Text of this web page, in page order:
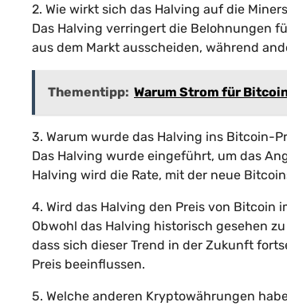
2. Wie wirkt sich das Halving auf die
Das Halving verringert die Belohnungen
aus dem Markt ausscheiden, während
Thementipp: Warum Strom für
3. Warum wurde das Halving ins Bitcoin-
Das Halving wurde eingeführt, um das
Halving wird die Rate, mit der neue
4. Wird das Halving den Preis von Bitcoin
Obwohl das Halving historisch gesehen
dass sich dieser Trend in der Zukunft
Preis beeinflussen.
5. Welche anderen Kryptowährungen